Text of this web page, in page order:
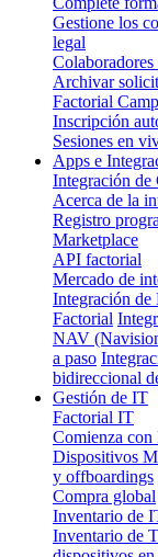
Gestione los
legal
Archivar
Factorial
Inscripción
Sesiones en
Apps e
Integración de
Acerca de la
Registro
Marketplace
API factorial
Mercado de
Integración de
Factorial
NAV
a paso
bidireccional
Gestión de IT
Factorial IT
Comienza
Dispositivos
y offboardings
Compra global
Inventario de
Inventario de